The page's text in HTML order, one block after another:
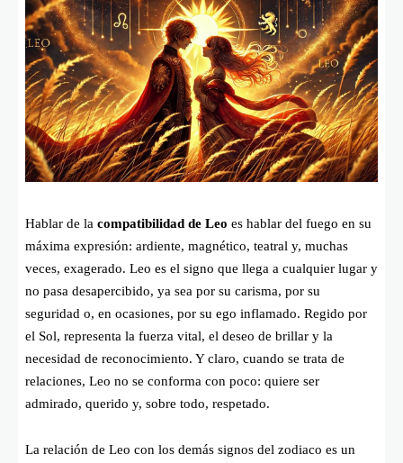
Hablar de la compatibilidad de Leo es hablar del fuego en su
máxima expresión: ardiente, magnético, teatral y, muchas
veces, exagerado. Leo es el signo que llega a cualquier lugar y
no pasa desapercibido, ya sea por su carisma, por su
seguridad o, en ocasiones, por su ego inflamado. Regido por
el Sol, representa la fuerza vital, el deseo de brillar y la
necesidad de reconocimiento. Y claro, cuando se trata de
relaciones, Leo no se conforma con poco: quiere ser
admirado, querido y, sobre todo, respetado.
La relación de Leo con los demás signos del zodiaco es un